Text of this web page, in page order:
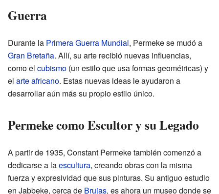
Guerra
Durante la Primera Guerra Mundial, Permeke se mudó a
Gran Bretaña. Allí, su arte recibió nuevas influencias,
como el cubismo (un estilo que usa formas geométricas) y
el arte africano. Estas nuevas ideas le ayudaron a
desarrollar aún más su propio estilo único.
Permeke como Escultor y su Legado
A partir de 1935, Constant Permeke también comenzó a
dedicarse a laescultura, creando obras con la misma
fuerza y expresividad que sus pinturas. Su antiguo estudio
en Jabbeke, cerca de Brujas, es ahora un museo donde se